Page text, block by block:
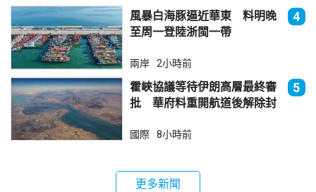
風暴白海豚逼近華東 料明晚
至周一登陸浙閩一帶
4
兩岸 2小時前
霍峽協議等待伊朗高層最終審
批 華府料重開航道後解除封
5
國際 8小時前
更多新聞